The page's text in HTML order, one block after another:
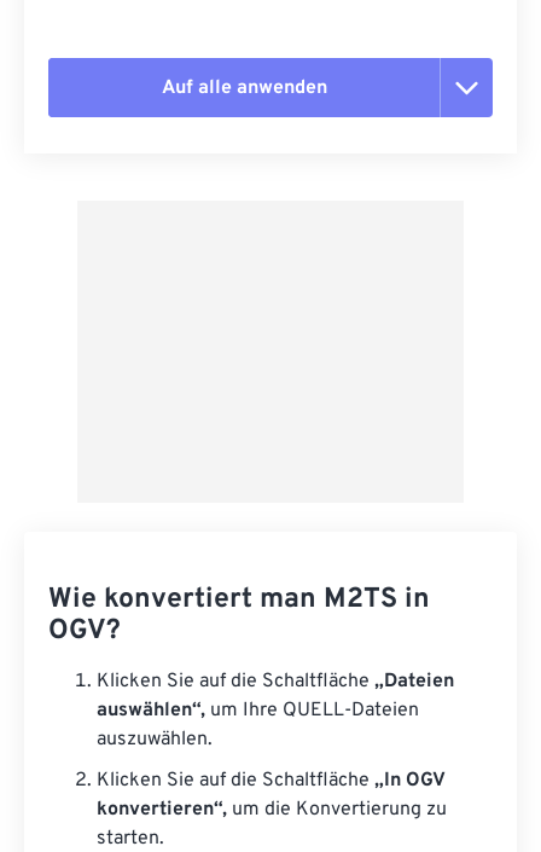
Auf alle anwenden
Wie konvertiert man M2TS in
OGV?
Klicken Sie auf die Schaltfläche „Dateien
auswählen“, um Ihre QUELL-Dateien
auszuwählen.
Klicken Sie auf die Schaltfläche „In OGV
konvertieren“, um die Konvertierung zu
starten.